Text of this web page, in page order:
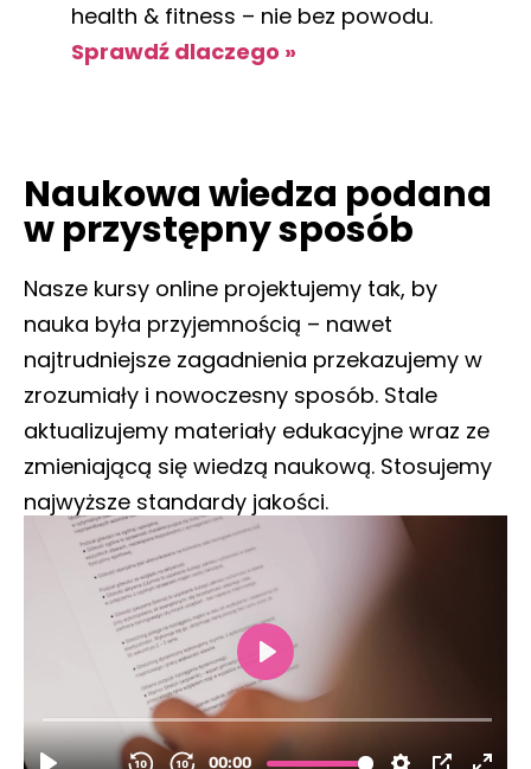
health & fitness – nie bez powodu.
Sprawdź dlaczego »
Naukowa wiedza podana
w przystępny sposób
Nasze kursy online projektujemy tak, by
nauka była przyjemnością – nawet
najtrudniejsze zagadnienia przekazujemy w
zrozumiały i nowoczesny sposób. Stale
aktualizujemy materiały edukacyjne wraz ze
zmieniającą się wiedzą naukową. Stosujemy
najwyższe standardy jakości.